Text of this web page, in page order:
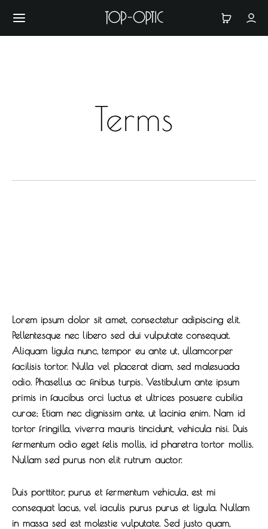
Terms
Lorem ipsum dolor sit amet, consectetur adipiscing elit.
Pellentesque nec libero sed dui vulputate consequat.
Aliquam ligula nunc, tempor eu ante ut, ullamcorper
facilisis tortor. Nulla vel placerat diam, sed malesuada
odio. Phasellus ac finibus turpis. Vestibulum ante ipsum
primis in faucibus orci luctus et ultrices posuere cubilia
curae; Etiam nec dignissim ante, ut lacinia enim. Nam id
tortor fringilla, viverra mauris tincidunt, vehicula nisi. Duis
fermentum odio eget felis mollis, id pharetra tortor mollis.
Nullam sed purus non elit rutrum auctor.
Duis porttitor, purus et fermentum vehicula, est mi
consequat lacus, vel iaculis purus purus et ligula. Nullam
in massa sed est molestie vulputate. Sed justo quam,